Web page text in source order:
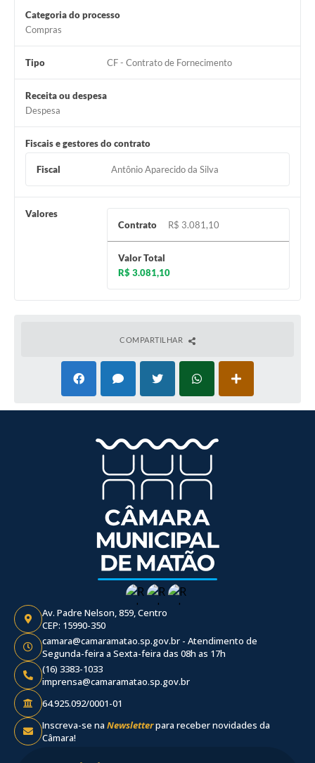
Categoria do processo
Compras
Tipo CF - Contrato de Fornecimento
Receita ou despesa
Despesa
Fiscais e gestores do contrato
Fiscal Antônio Aparecido da Silva
Valores
Contrato
R$ 3.081,10
Valor Total
R$ 3.081,10
COMPARTILHAR
Av. Padre Nelson, 859, Centro
CEP: 15990-350
(16) 3383-1033
imprensa@camaramatao.sp.gov.br
camara@camaramatao.sp.gov.br - Atendimento de
Segunda-feira a Sexta-feira das 08h as 17h
64.925.092/0001-01
Inscreva-se na Newsletterpara receber novidades da
Câmara!